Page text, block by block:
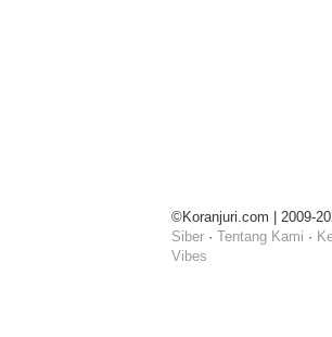
©Koranjuri.com | 2009-
Siber ·Tentang Kami ·
Vibes